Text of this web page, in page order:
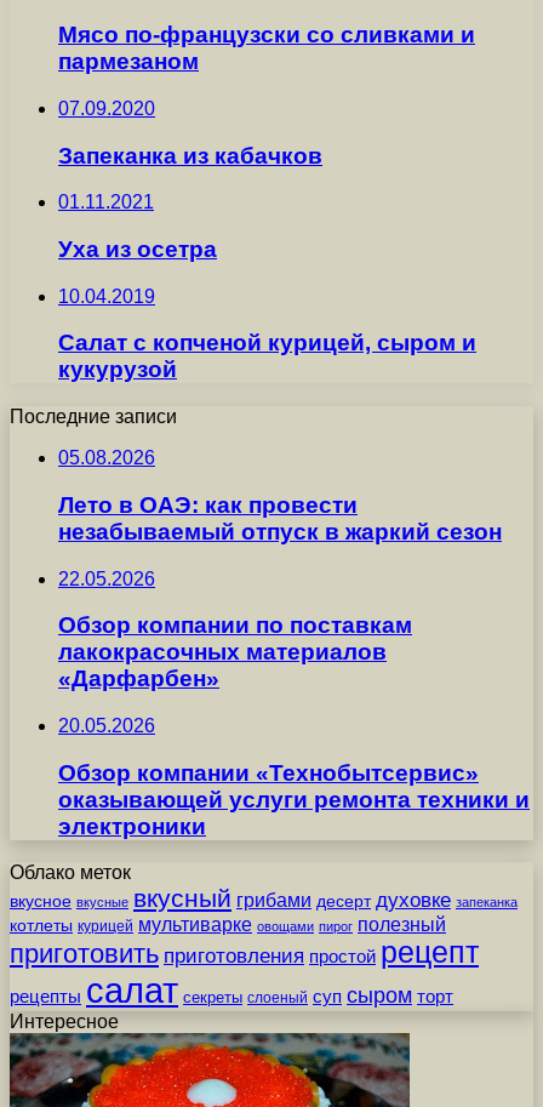
Мясо по-французски со сливками и
пармезаном
07.09.2020
Запеканка из кабачков
01.11.2021
Уха из осетра
10.04.2019
Салат с копченой курицей, сыром и
кукурузой
Последние записи
05.08.2026
Лето в ОАЭ: как провести
незабываемый отпуск в жаркий сезон
22.05.2026
Обзор компании по поставкам
лакокрасочных материалов
«Дарфарбен»
20.05.2026
Обзор компании «Технобытсервис»
оказывающей услуги ремонта техники и
электроники
Облако меток
вкусное вкусные вкусный грибами десерт духовке запеканка
котлеты курицей мультиварке овощами пирог полезный
приготовить приготовления простой рецепт
рецепты салат секреты слоеный суп сыром торт
Интересное